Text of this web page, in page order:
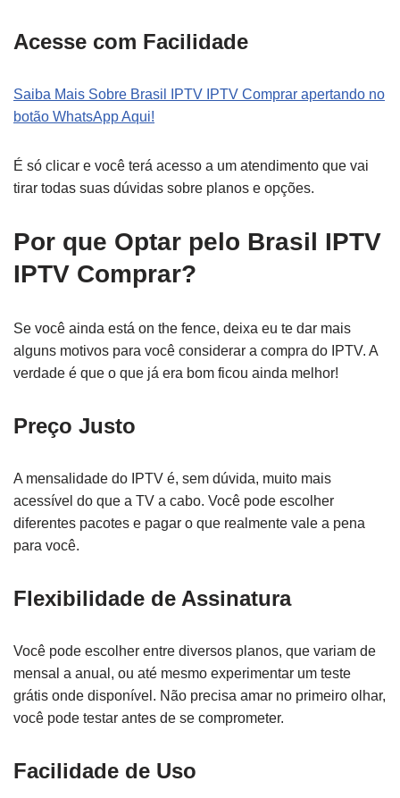
Acesse com Facilidade
Saiba Mais Sobre Brasil IPTV IPTV Comprar apertando no
botão WhatsApp Aqui!
É só clicar e você terá acesso a um atendimento que vai
tirar todas suas dúvidas sobre planos e opções.
Por que Optar pelo Brasil IPTV
IPTV Comprar?
Se você ainda está on the fence, deixa eu te dar mais
alguns motivos para você considerar a compra do IPTV. A
verdade é que o que já era bom ficou ainda melhor!
Preço Justo
A mensalidade do IPTV é, sem dúvida, muito mais
acessível do que a TV a cabo. Você pode escolher
diferentes pacotes e pagar o que realmente vale a pena
para você.
Flexibilidade de Assinatura
Você pode escolher entre diversos planos, que variam de
mensal a anual, ou até mesmo experimentar um teste
grátis onde disponível. Não precisa amar no primeiro olhar,
você pode testar antes de se comprometer.
Facilidade de Uso